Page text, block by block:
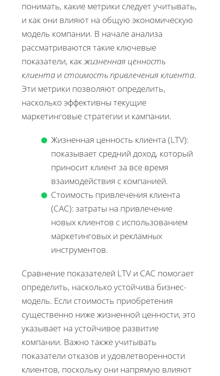
понимать, какие метрики следует учитывать,
и как они влияют на общую экономическую
модель компании. В начале анализа
рассматриваются такие ключевые
показатели, какжизненная ценность
клиента и стоимость привлечения клиента.
Эти метрики позволяют определить,
насколько эффективны текущие
маркетинговые стратегии и кампании.
Жизненная ценность клиента (LTV):
показывает средний доход, который
приносит клиент за все время
взаимодействия с компанией.
Стоимость привлечения клиента
(CAC): затраты на привлечение
новых клиентов с использованием
маркетинговых и рекламных
инструментов.
Сравнение показателей LTV и CAC помогает
определить, насколько устойчива бизнес-
модель. Если стоимость приобретения
существенно ниже жизненной ценности, это
указывает на устойчивое развитие
компании. Важно также учитывать
показатели отказов и удовлетворенности
клиентов, поскольку они напрямую влияют